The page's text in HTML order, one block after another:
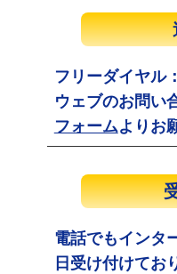
フリーダイヤル：
ウェブのお問い
フォームよりお
電話でもインタ
日受け付けてお